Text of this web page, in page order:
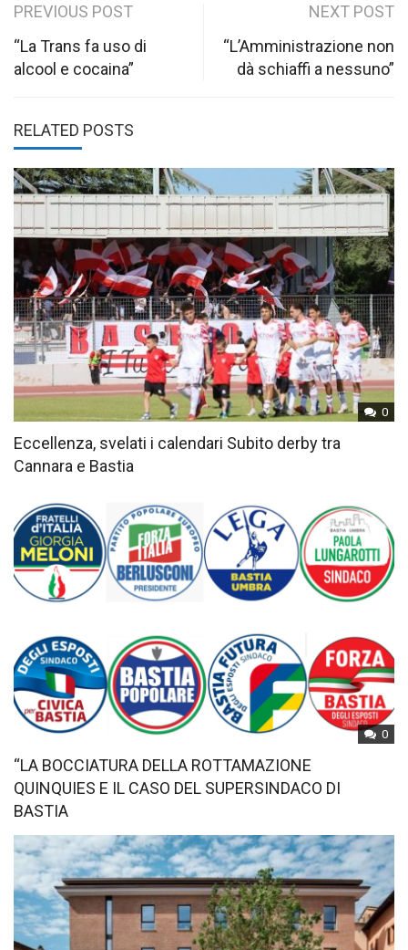
Post
navigation
PREVIOUS POST
“La Trans fa uso di
alcool e cocaina”
NEXT POST
“L’Amministrazione non
dà schiaffi a nessuno”
RELATED POSTS
0
Eccellenza, svelati i calendari Subito derby tra
Cannara e Bastia
0
“LA BOCCIATURA DELLA ROTTAMAZIONE
QUINQUIES E IL CASO DEL SUPERSINDACO DI
BASTIA